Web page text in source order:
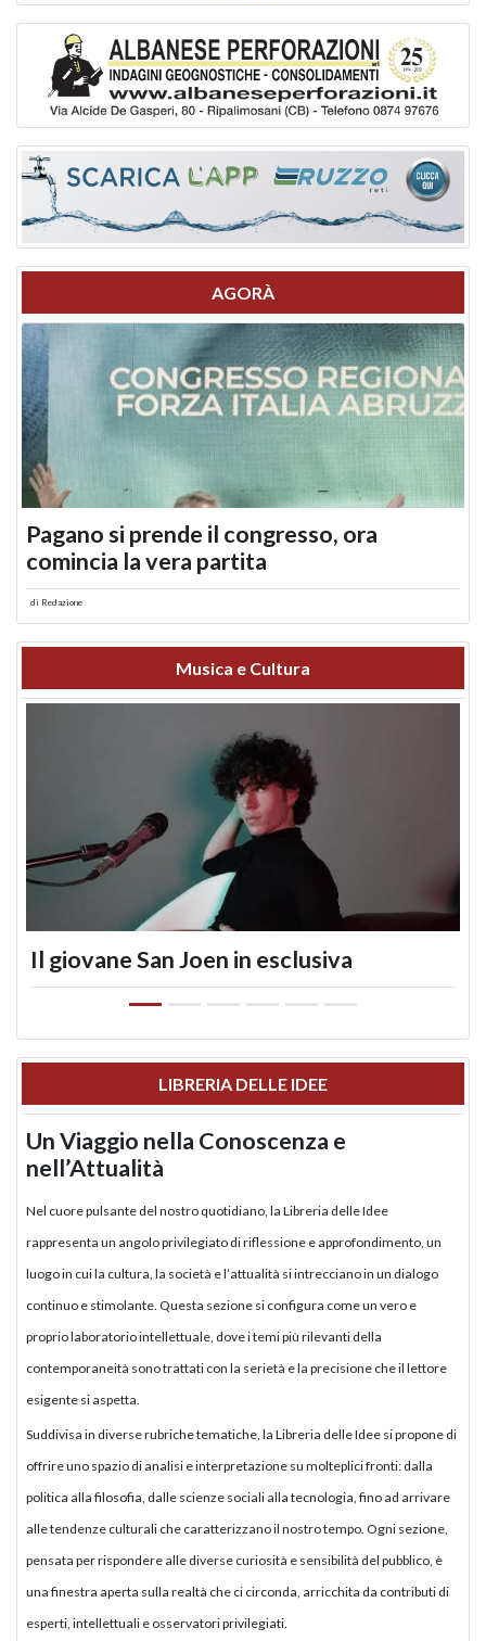
AGORÀ
Pagano si prende il congresso, ora
comincia la vera partita
di Redazione
Musica e Cultura
Il giovane San Joen in esclusiva
LIBRERIA DELLE IDEE
Un Viaggio nella Conoscenza e
nell’Attualità
Nel cuore pulsante del nostro quotidiano, la Libreria delle Idee
rappresenta un angolo privilegiato di riflessione e approfondimento, un
luogo in cui la cultura, la società e l’attualità si intrecciano in un dialogo
continuo e stimolante. Questa sezione si configura come un vero e
proprio laboratorio intellettuale, dove i temi più rilevanti della
contemporaneità sono trattati con la serietà e la precisione che il lettore
esigente si aspetta.
Suddivisa in diverse rubriche tematiche, la Libreria delle Idee si propone di
offrire uno spazio di analisi e interpretazione su molteplici fronti: dalla
politica alla filosofia, dalle scienze sociali alla tecnologia, fino ad arrivare
alle tendenze culturali che caratterizzano il nostro tempo. Ogni sezione,
pensata per rispondere alle diverse curiosità e sensibilità del pubblico, è
una finestra aperta sulla realtà che ci circonda, arricchita da contributi di
esperti, intellettuali e osservatori privilegiati.